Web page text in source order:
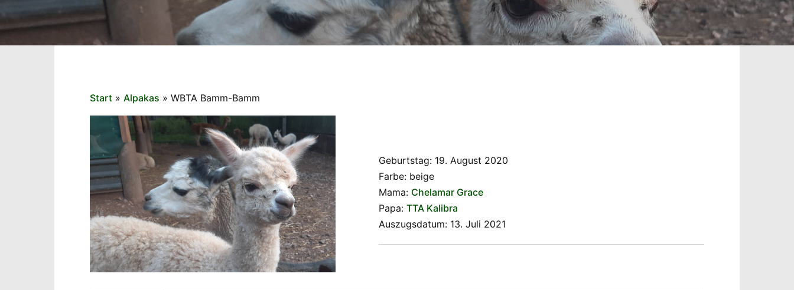
Start » Alpakas » WBTA Bamm-Bamm
Geburtstag: 19. August 2020
Farbe: beige
Mama: Chelamar Grace
Papa: TTA Kalibra
Auszugsdatum: 13. Juli 2021